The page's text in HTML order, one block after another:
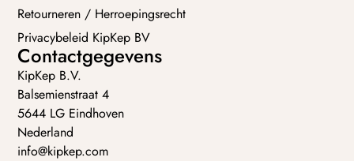
Retourneren / Herroepingsrecht
Privacybeleid KipKep BV
Contactgegevens
KipKep B.V.
Balsemienstraat 4
5644 LG Eindhoven
Nederland
info@kipkep.com